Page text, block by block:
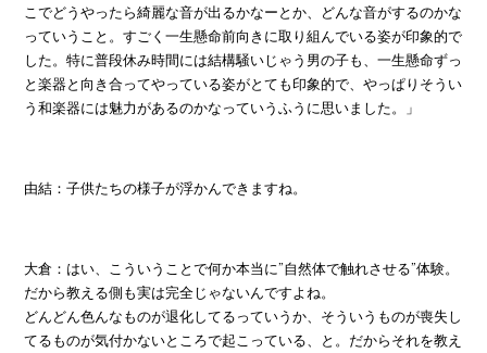
こでどうやったら綺麗な音が出るかなーとか、どんな音がするのかな
っていうこと。すごく一生懸命前向きに取り組んでいる姿が印象的で
した。特に普段休み時間には結構騒いじゃう男の子も、一生懸命ずっ
と楽器と向き合ってやっている姿がとても印象的で、やっぱりそうい
う和楽器には魅力があるのかなっていうふうに思いました。」
由結：子供たちの様子が浮かんできますね。
大倉：はい、こういうことで何か本当に”自然体で触れさせる”体験。
だから教える側も実は完全じゃないんですよね。
どんどん色んなものが退化してるっていうか、そういうものが喪失し
てるものが気付かないところで起こっている、と。だからそれを教え